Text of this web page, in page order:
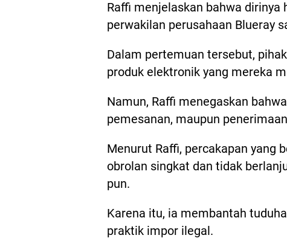
Raffi menjelaskan bahwa
perwakilan perusahaan Blueray
Dalam pertemuan tersebut,
produk elektronik yang mereka
Namun, Raffi menegaskan
pemesanan, maupun
Menurut Raffi, percakapan yang
obrolan singkat dan tidak
pun.
Karena itu, ia membantah
praktik impor ilegal.